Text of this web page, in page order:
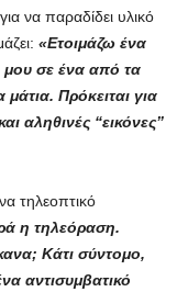
να παραδίδει υλικό
«Ετοιμάζω ένα
μου σε ένα από τα
Πρόκειται για
αληθινές “εικόνες”
τηλεοπτικό
η τηλεόραση.
Κάτι σύντομο,
αντισυμβατικό